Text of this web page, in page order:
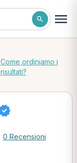
Come ordiniamo i
risultati?
0 Recensioni